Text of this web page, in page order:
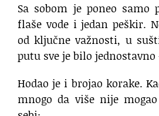
Sa sobom je poneo samo
flaše vode i jedan peškir.
od ključne važnosti, u
putu sve je bilo jednostavno
Hodao je i brojao korake.
mnogo da više nije